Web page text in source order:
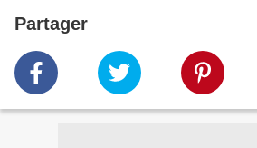
Partager